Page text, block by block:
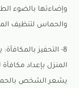
وإضاءتها بالضوء
والحماس لتنظيف
8- التحفيز
المنزل بإعداد
يشعر الشخص